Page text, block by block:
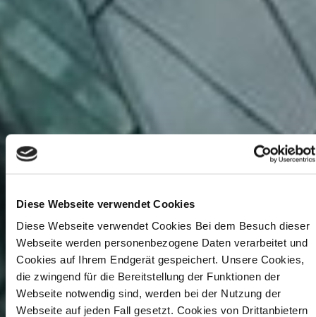
Diese Webseite verwendet Cookies
Diese Webseite verwendet Cookies Bei dem Besuch dieser
Webseite werden personenbezogene Daten verarbeitet und
Cookies auf Ihrem Endgerät gespeichert. Unsere Cookies,
die zwingend für die Bereitstellung der Funktionen der
Webseite notwendig sind, werden bei der Nutzung der
Webseite auf jeden Fall gesetzt. Cookies von Drittanbietern